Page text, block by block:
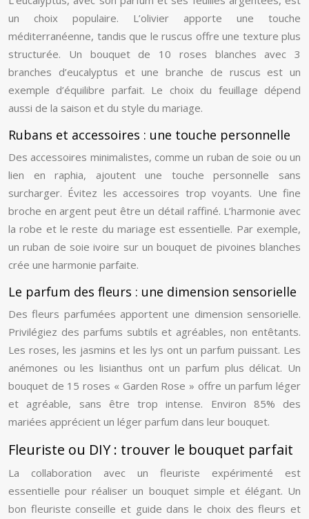
un choix populaire. L’olivier apporte une touche
méditerranéenne, tandis que le ruscus offre une texture plus
structurée. Un bouquet de 10 roses blanches avec 3
branches d’eucalyptus et une branche de ruscus est un
exemple d’équilibre parfait. Le choix du feuillage dépend
aussi de la saison et du style du mariage.
Rubans et accessoires : une touche personnelle
Des accessoires minimalistes, comme un ruban de soie ou un
lien en raphia, ajoutent une touche personnelle sans
surcharger. Évitez les accessoires trop voyants. Une fine
broche en argent peut être un détail raffiné. L’harmonie avec
la robe et le reste du mariage est essentielle. Par exemple,
un ruban de soie ivoire sur un bouquet de pivoines blanches
crée une harmonie parfaite.
Le parfum des fleurs : une dimension sensorielle
Des fleurs parfumées apportent une dimension sensorielle.
Privilégiez des parfums subtils et agréables, non entêtants.
Les roses, les jasmins et les lys ont un parfum puissant. Les
anémones ou les lisianthus ont un parfum plus délicat. Un
bouquet de 15 roses « Garden Rose » offre un parfum léger
et agréable, sans être trop intense. Environ 85% des
mariées apprécient un léger parfum dans leur bouquet.
Fleuriste ou DIY : trouver le bouquet parfait
La collaboration avec un fleuriste expérimenté est
essentielle pour réaliser un bouquet simple et élégant. Un
bon fleuriste conseille et guide dans le choix des fleurs et